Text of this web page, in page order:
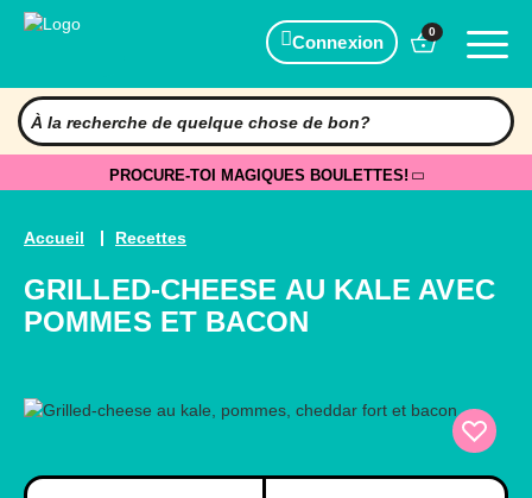
Connexion
0
PROCURE-TOI MAGIQUES BOULETTES!
Accueil Recettes
GRILLED-CHEESE AU KALE AVEC
POMMES ET BACON